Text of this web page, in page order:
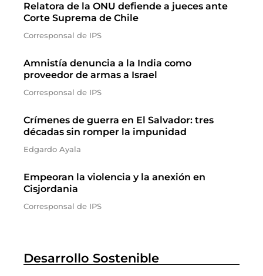
Relatora de la ONU defiende a jueces ante
Corte Suprema de Chile
Corresponsal de IPS
Amnistía denuncia a la India como
proveedor de armas a Israel
Corresponsal de IPS
Crímenes de guerra en El Salvador: tres
décadas sin romper la impunidad
Edgardo Ayala
Empeoran la violencia y la anexión en
Cisjordania
Corresponsal de IPS
Desarrollo Sostenible